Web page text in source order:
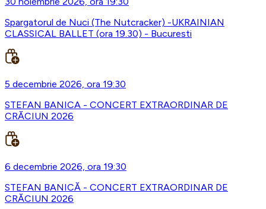
Spargatorul de Nuci (The Nutcracker) -UKRAINIAN
CLASSICAL BALLET (ora 19.30) - Bucuresti
5 decembrie 2026, ora 19:30
STEFAN BANICA - CONCERT EXTRAORDINAR DE
CRĂCIUN 2026
6 decembrie 2026, ora 19:30
STEFAN BANICĂ - CONCERT EXTRAORDINAR DE
CRĂCIUN 2026